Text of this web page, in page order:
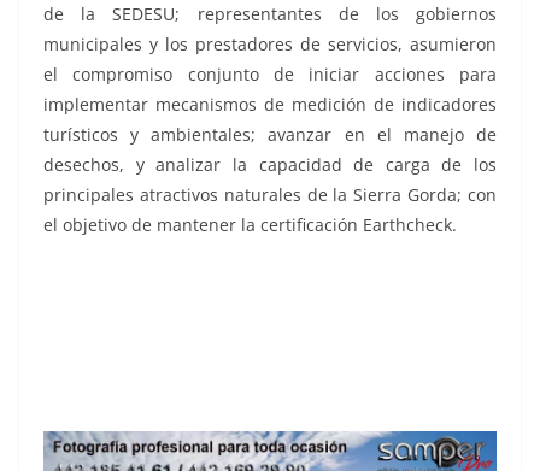
de la SEDESU; representantes de los gobiernos
municipales y los prestadores de servicios, asumieron
el compromiso conjunto de iniciar acciones para
implementar mecanismos de medición de indicadores
turísticos y ambientales; avanzar en el manejo de
desechos, y analizar la capacidad de carga de los
principales atractivos naturales de la Sierra Gorda; con
el objetivo de mantener la certificación Earthcheck.